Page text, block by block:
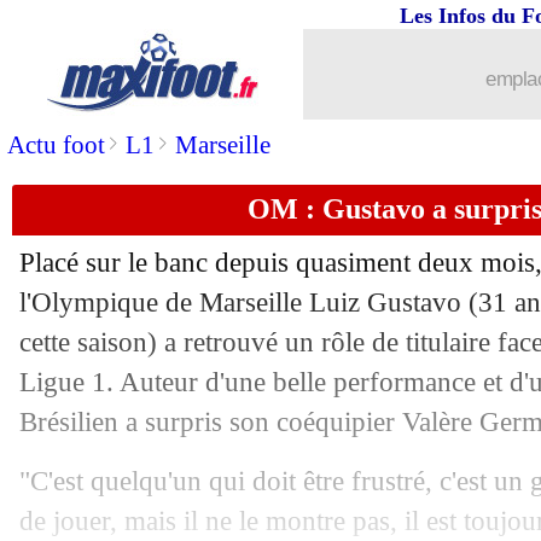
Actu foot> L1 > Marseille
Les Infos du
OM : Gustavo a
Placé sur le banc depuis quasiment deux
l'Olympique de Marseille Luiz Gustavo (31
cette saison) a retrouvé un rôle de titulaire
Ligue 1. Auteur d'une belle performance et
Brésilien a surpris son coéquipier Valère
"C'est quelqu'un qui doit être frustré, c'est un
de jouer, mais il ne le montre pas, il est
PSG: Verratti déçu pour Neymar
14/04 L1
14/04 L1: Montpellier-Toulouse, les compos
14/04 Man Utd : Solskjaer accuse le Barça
14/04 VIDEO: les larmes de Lucas pour
14/04 Ang.: Barton aurait agressé un
14/04 OM: Ménès ne croit pas au podium